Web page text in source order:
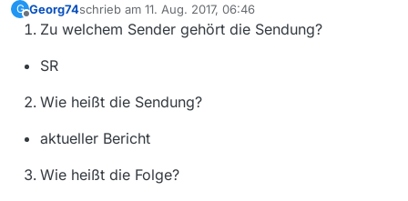
G
Offline
Georg74schrieb am 11. Aug. 2017, 06:46
zuletzt editiert von
Zu welchem Sender gehört die Sendung?
SR
Wie heißt die Sendung?
aktueller Bericht
Wie heißt die Folge?